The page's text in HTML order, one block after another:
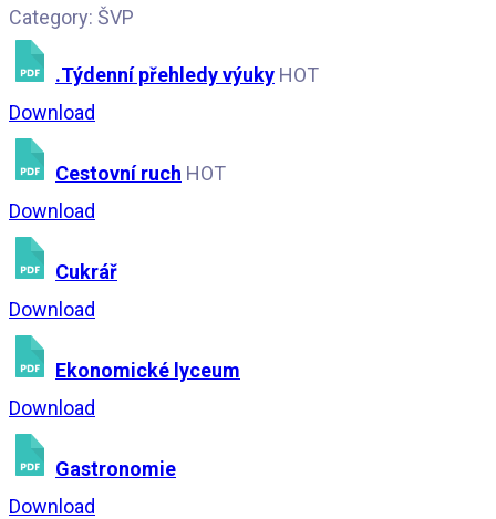
Category: ŠVP
.Týdenní přehledy výuky HOT
Download
Cestovní ruch HOT
Download
Cukrář
Download
Ekonomické lyceum
Download
Gastronomie
Download